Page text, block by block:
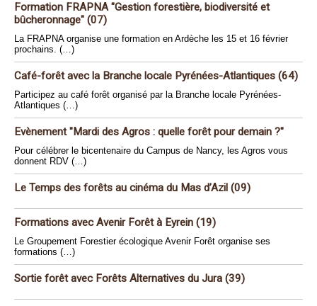
Formation FRAPNA "Gestion forestière, biodiversité et
bûcheronnage" (07)
La FRAPNA organise une formation en Ardèche les 15 et 16 février
prochains. (…)
Café-forêt avec la Branche locale Pyrénées-Atlantiques (64)
Participez au café forêt organisé par la Branche locale Pyrénées-
Atlantiques (…)
Evènement "Mardi des Agros : quelle forêt pour demain ?"
Pour célébrer le bicentenaire du Campus de Nancy, les Agros vous
donnent RDV (…)
Le Temps des forêts au cinéma du Mas d’Azil (09)
Formations avec Avenir Forêt à Eyrein (19)
Le Groupement Forestier écologique Avenir Forêt organise ses
formations (…)
Sortie forêt avec Forêts Alternatives du Jura (39)